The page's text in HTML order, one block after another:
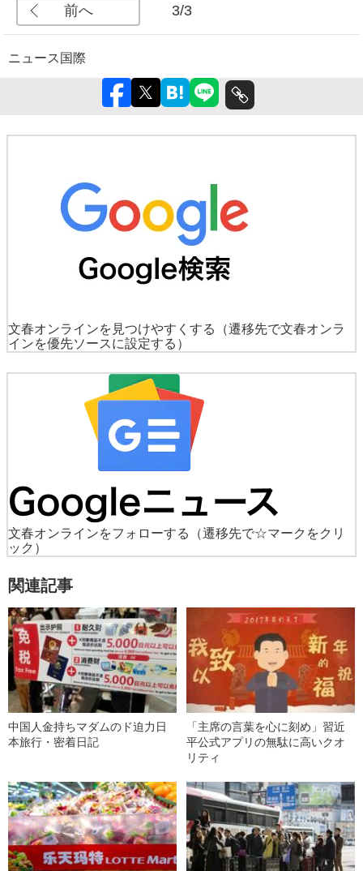
前へ 3/3
ニュース 国際
文春オンラインを見つけやすくする
（遷移先で文春オンラ
インを優先ソースに設定する）
文春オンラインをフォローする
（遷移先で☆マークをクリ
ック）
関連記事
中国人金持ちマダムのド迫力日
本旅行・密着日記
「主席の言葉を心に刻め」習近
平公式アプリの無駄に高いクオ
リティ